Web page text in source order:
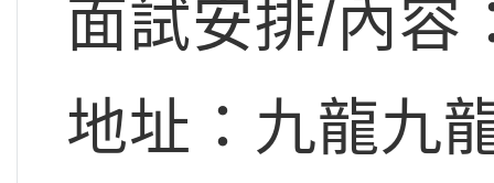
面試安排/內容
地址：九龍九